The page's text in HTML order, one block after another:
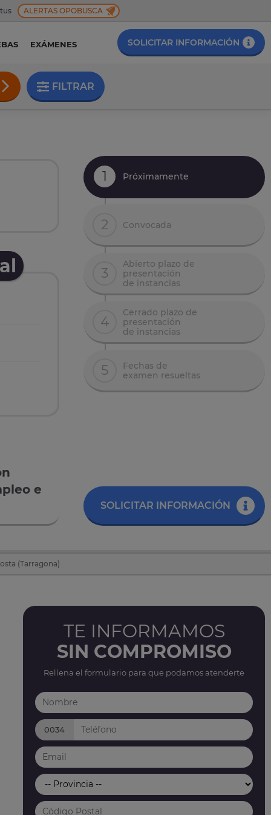
ALERTAS OPOBUSCA
EXÁMENES SOLICITAR INFORMACIÓN
FILTRAR
e
1 Próximamente
2 Convocada
3
Abierto plazo de
presentación
de instancias
4
Cerrado plazo de
presentación
de instancias
5
Fechas de
examen resueltas
SOLICITAR INFORMACIÓN
(Tarragona)
TE INFORMAMOS
SIN COMPROMISO
Rellena el formulario para que podamos atenderte
0034